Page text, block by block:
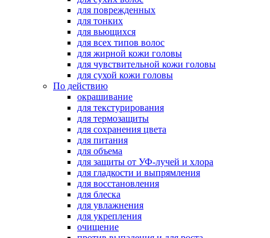
для поврежденных
для тонких
для вьющихся
для всех типов волос
для жирной кожи головы
для чувствительной кожи головы
для сухой кожи головы
По действию
окрашивание
для текстурирования
для термозащиты
для сохранения цвета
для питания
для объема
для защиты от УФ-лучей и хлора
для гладкости и выпрямления
для восстановления
для блеска
для увлажнения
для укрепления
очищение